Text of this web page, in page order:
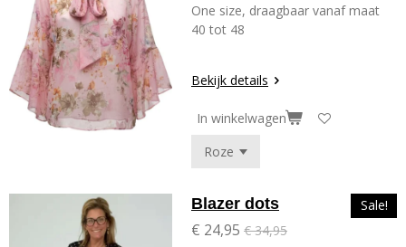
One size, draagbaar vanaf maat
40 tot 48
Bekijk details
In winkelwagen
Sale!
Blazer dots
€ 24,95 € 34,95